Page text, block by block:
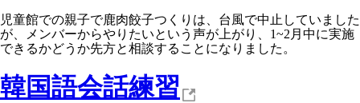
児童館での親子で鹿肉餃子つくりは、台風で中止していました
が、メンバーからやりたいという声が上がり、1~2月中に実施
できるかどうか先方と相談することになりました。
韓国語会話練習